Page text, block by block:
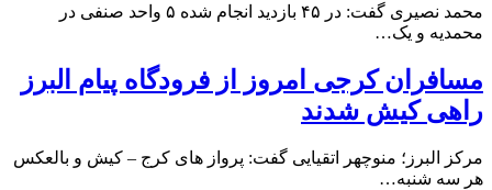
محمد نصیری گفت: در ۴۵ بازدید انجام شده ۵ واحد صنفی در
محمدیه و یک…
مسافران کرجی امروز از فرودگاه پیام البرز
راهی کیش شدند
مرکز البرز؛ منوچهر اتقیایی گفت: پرواز های کرج – کیش و بالعکس
هر سه شنبه…